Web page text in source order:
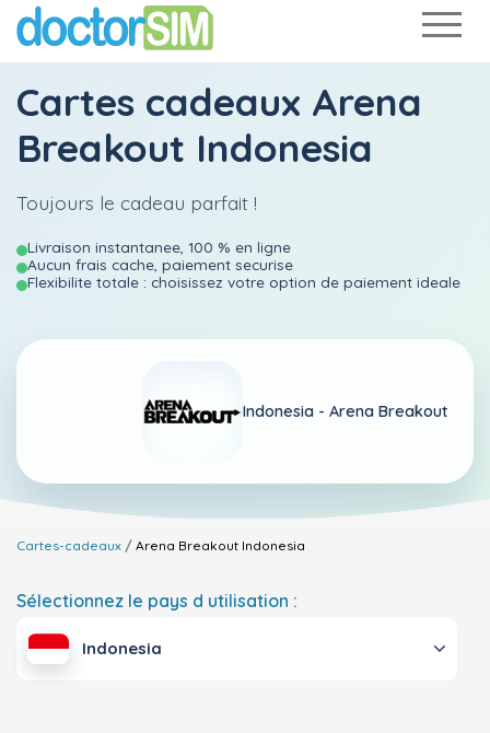
Cartes cadeaux Arena
Breakout Indonesia
Toujours le cadeau parfait !
Livraison instantanee, 100 % en ligne
Aucun frais cache, paiement securise
Flexibilite totale : choisissez votre option de paiement ideale
Indonesia - Arena Breakout
Cartes-cadeaux Arena Breakout Indonesia
Sélectionnez le pays d utilisation :
Indonesia